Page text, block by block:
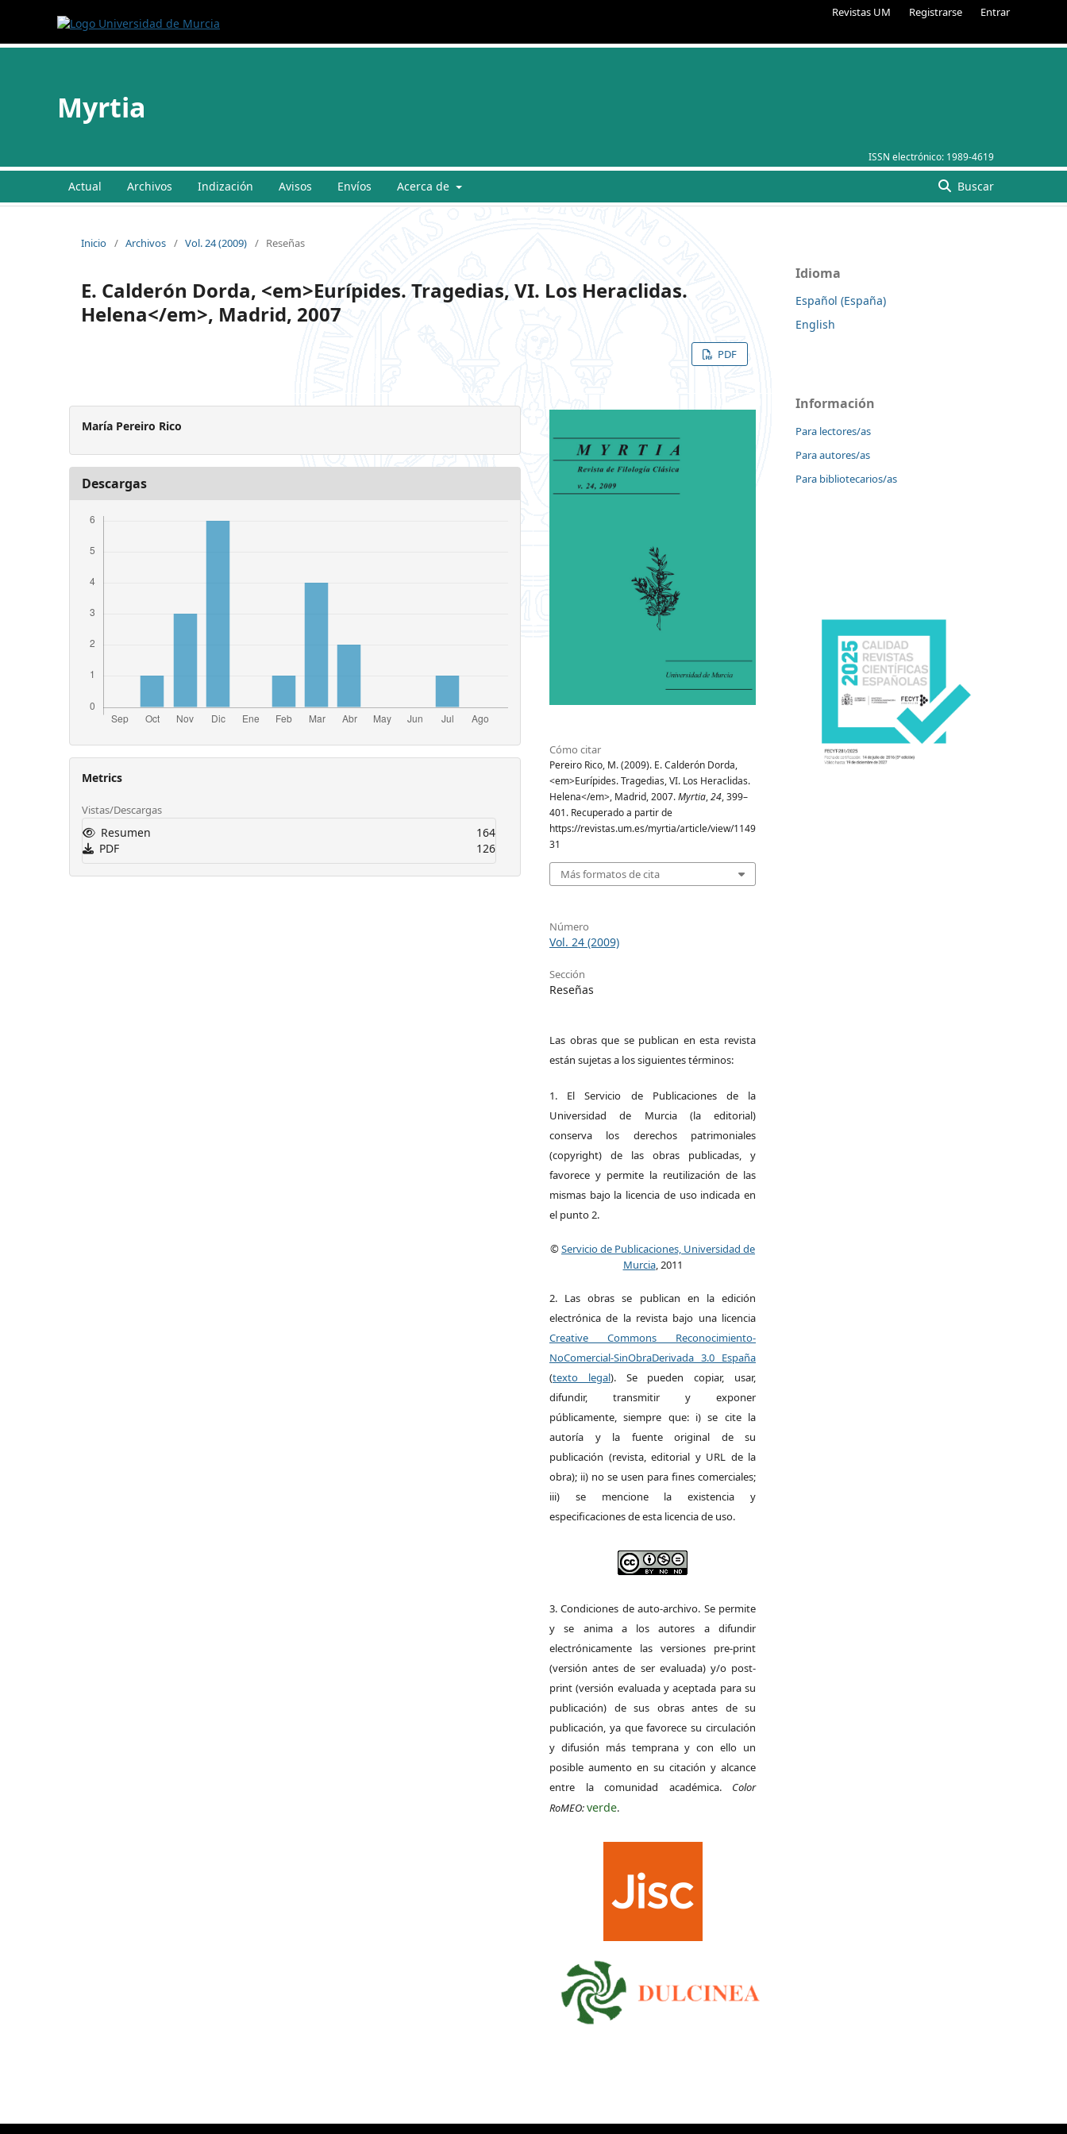
Revistas UM Registrarse Entrar
ISSN electrónico: 1989-4619
Myrtia
Actual Archivos Indización Avisos Envíos Acerca de Buscar
Inicio / Archivos / Vol. 24 (2009) / Reseñas
E. Calderón Dorda, <em>Eurípides. Tragedias, VI. Los Heraclidas.
Helena</em>, Madrid, 2007
PDF
María Pereiro Rico
Descargas
Metrics
Vistas/Descargas
Resumen
164
PDF
126
Cómo citar
Pereiro Rico, M. (2009). E. Calderón Dorda,
<em>Eurípides. Tragedias, VI. Los Heraclidas.
Helena</em>, Madrid, 2007.Myrtia,24, 399–
401. Recuperado a partir de
https://revistas.um.es/myrtia/article/view/1149
31
Más formatos de cita
Número
Vol. 24 (2009)
Sección
Reseñas
Las obras que se publican en esta revista
están sujetas a los siguientes términos:
1. El Servicio de Publicaciones de la
Universidad de Murcia (la editorial)
conserva los derechos patrimoniales
(copyright) de las obras publicadas, y
favorece y permite la reutilización de las
mismas bajo la licencia de uso indicada en
el punto 2.
©Servicio de Publicaciones, Universidad de
Murcia, 2011
2. Las obras se publican en la edición
electrónica de la revista bajo una licencia
Creative Commons Reconocimiento-
NoComercial-SinObraDerivada 3.0 España
(texto legal). Se pueden copiar, usar,
difundir, transmitir y exponer
públicamente, siempre que: i) se cite la
autoría y la fuente original de su
publicación (revista, editorial y URL de la
obra); ii) no se usen para fines comerciales;
iii) se mencione la existencia y
especificaciones de esta licencia de uso.
3. Condiciones de auto-archivo. Se permite
y se anima a los autores a difundir
electrónicamente las versiones pre-print
(versión antes de ser evaluada) y/o post-
print (versión evaluada y aceptada para su
publicación) de sus obras antes de su
publicación, ya que favorece su circulación
y difusión más temprana y con ello un
posible aumento en su citación y alcance
entre la comunidad académica. Color
RoMEO:verde.
Idioma
Español (España)
English
Información
Para lectores/as
Para autores/as
Para bibliotecarios/as